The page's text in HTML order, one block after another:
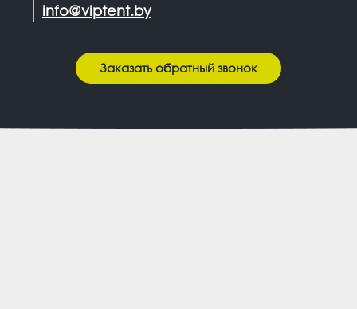
info@viptent.by
Заказать обратный звонок